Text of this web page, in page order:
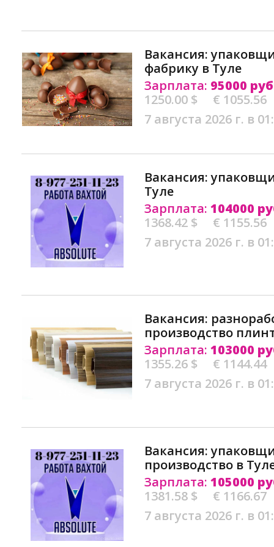
Вакансия:
фабрику в Туле
Зарплата: 95000
1250.00 $
€ 1055.56
7 августа 2026 г. в
Вакансия:
Туле
Зарплата: 104000
1368.42 $
€ 1155.56
7 августа 2026 г. в
Вакансия:
производство
Зарплата: 103000
1355.26 $
€ 1144.44
7 августа 2026 г. в
Вакансия:
производство в
Зарплата: 105000
1381.58 $
€ 1166.67
7 августа 2026 г. в